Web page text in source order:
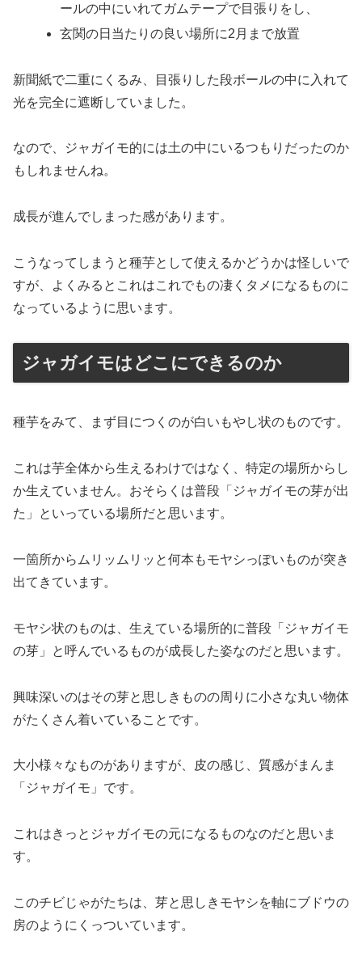
ールの中にいれてガムテープで目張りをし、
玄関の日当たりの良い場所に2月まで放置
新聞紙で二重にくるみ、目張りした段ボールの中に入れて
光を完全に遮断していました。
なので、ジャガイモ的には土の中にいるつもりだったのか
もしれませんね。
成長が進んでしまった感があります。
こうなってしまうと種芋として使えるかどうかは怪しいで
すが、よくみるとこれはこれでもの凄くタメになるものに
なっているように思います。
ジャガイモはどこにできるのか
種芋をみて、まず目につくのが白いもやし状のものです。
これは芋全体から生えるわけではなく、特定の場所からし
か生えていません。おそらくは普段「ジャガイモの芽が出
た」といっている場所だと思います。
一箇所からムリッムリッと何本もモヤシっぽいものが突き
出てきています。
モヤシ状のものは、生えている場所的に普段「ジャガイモ
の芽」と呼んでいるものが成長した姿なのだと思います。
興味深いのはその芽と思しきものの周りに小さな丸い物体
がたくさん着いていることです。
大小様々なものがありますが、皮の感じ、質感がまんま
「ジャガイモ」です。
これはきっとジャガイモの元になるものなのだと思いま
す。
このチビじゃがたちは、芽と思しきモヤシを軸にブドウの
房のようにくっついています。